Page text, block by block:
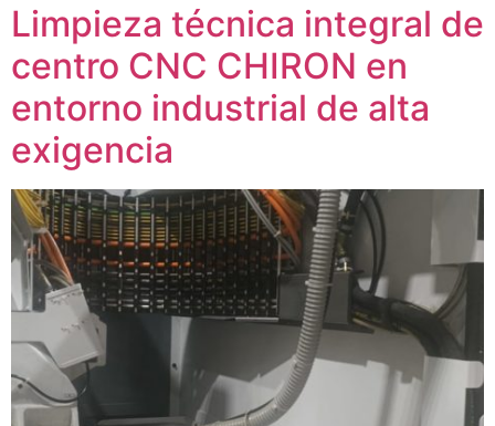
Limpieza técnica integral de
centro CNC CHIRON en
entorno industrial de alta
exigencia